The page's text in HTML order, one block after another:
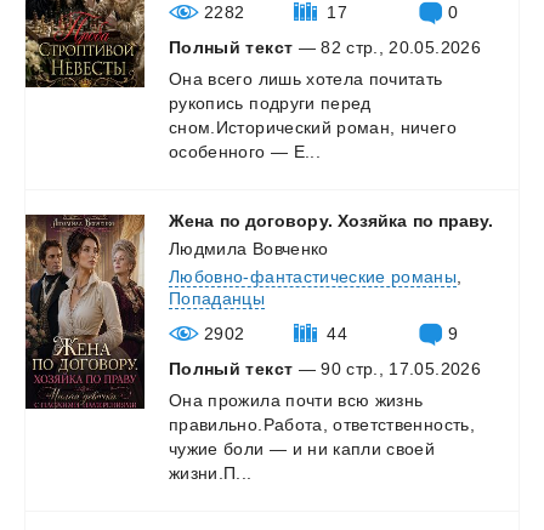
2282
17
0
Полный текст — 82 стр., 20.05.2026
Она всего лишь хотела почитать
рукопись подруги перед
сном.Исторический роман, ничего
особенного — E...
Жена по договору. Хозяйка по праву.
Людмила Вовченко
Любовно-фантастические романы
Попаданцы
2902
44
9
Полный текст — 90 стр., 17.05.2026
Она прожила почти всю жизнь
правильно.Работа, ответственность,
чужие боли — и ни капли своей
жизни.П...